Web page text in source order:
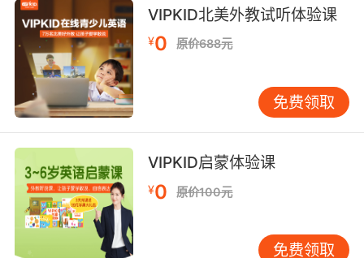
对于孩子们来说，他们最讨厌的就是机械性的教
育，因此，家长们在对儿童进行英语教育的时
候，应该根据孩子们的兴趣进行。而不是不仅仅
知识局限于让孩子们记住多少英语单词，这些是
毫无意义的。因为只有让孩子们对学习英语感兴
趣，从而才能引导孩子们自己主动学习英语。
4、表达多一点，翻译少一点
对于学习英语来说，最为重要的一点就是表达。
但是有很多的家长都只是过分的注重于孩子的英
语翻译能力，这并不是正确的教育方向。而且这
样还会增加孩子们的学习英语的压力，甚至不利
于他们长期的学习英语。
5、故事多一点，词汇少一点
VIPKID北美外教试听体验课
¥0 原价688元
免费领取
VIPKID启蒙体验课
¥0 原价100元
免费领取